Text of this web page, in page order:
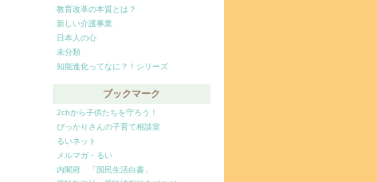
教育改革の本質とは？
新しい介護事業
日本人の心
未分類
知能進化ってなに？！シリーズ
ブックマーク
2chから子供たちを守ろう！
ぴっかりさんの子育て相談室
るいネット
メルマガ・るい
内閣府 「国民生活白書」